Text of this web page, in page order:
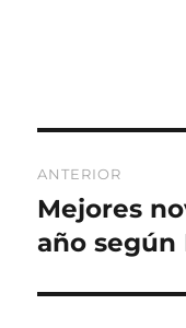
de
entradas
ANTERIOR
Entrada
anterior:
Mejores
año según